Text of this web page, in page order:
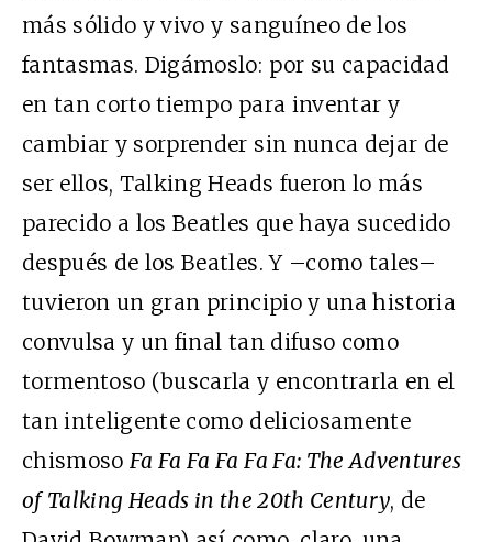
más sólido y vivo y sanguíneo de los
fantasmas. Digámoslo: por su capacidad
en tan corto tiempo para inventar y
cambiar y sorprender sin nunca dejar de
ser ellos, Talking Heads fueron lo más
parecido a los Beatles que haya sucedido
después de los Beatles. Y –como tales–
tuvieron un gran principio y una historia
convulsa y un final tan difuso como
tormentoso (buscarla y encontrarla en el
tan inteligente como deliciosamente
chismosoFa Fa Fa Fa Fa Fa: The Adventures
of Talking Heads in the 20th Century, de